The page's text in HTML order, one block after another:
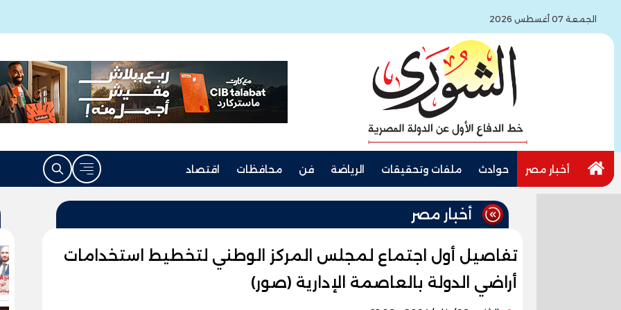
الجمعة 07 أغسطس 2026
أخبار مصر حوادث ملفات وتحقيقات الرياضة فن محافظات اقتصاد
أخبار مصر
تفاصيل أول اجتماع لمجلس المركز الوطني لتخطيط استخدامات
أراضي الدولة بالعاصمة الإدارية (صور)